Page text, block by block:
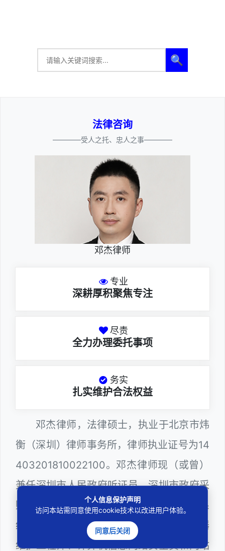
🔍
法律咨询
————受人之托、忠人之事————
邓杰律师
专业
深耕厚积聚焦专注
尽责
全力办理委托事项
务实
扎实维护合法权益
邓杰律师，法律硕士，执业于北京市炜
衡（深圳）律师事务所，律师执业证号为14
403201810022100。邓杰律师现（或曾）
兼任深圳市人民政府听证员、深圳市政府采
购评审专家（法律类），深圳市某区政府系
统公职律师、WEB前端开发和 WEB服务器
维护工程师、计算机信息网络安全员和网站
个人信息保护声明
访问本站需同意使用cookie技术以改进用户体验。
同意后关闭